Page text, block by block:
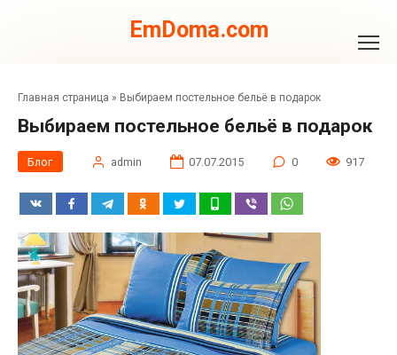
EmDoma.com
Главная страница » Выбираем постельное бельё в подарок
Выбираем постельное бельё в подарок
Блог admin 07.07.2015 0 917